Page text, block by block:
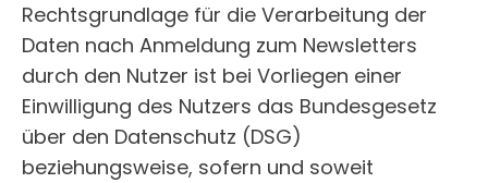
Rechtsgrundlage für die Verarbeitung der
Daten nach Anmeldung zum Newsletters
durch den Nutzer ist bei Vorliegen einer
Einwilligung des Nutzers das Bundesgesetz
über den Datenschutz (DSG)
beziehungsweise, sofern und soweit